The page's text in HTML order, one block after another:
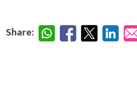
Share: